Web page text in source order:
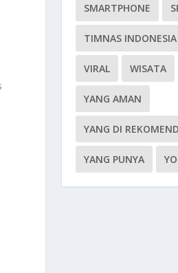
SMARTPHONE
TIMNAS INDONESIA
VIRAL WISATA
YANG AMAN
YANG DI
YANG PUNYA